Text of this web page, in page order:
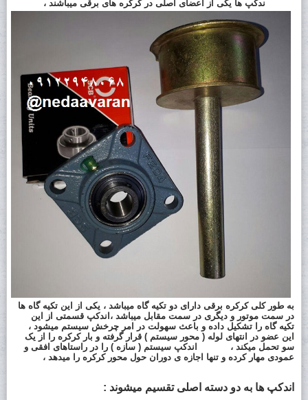
ندکپ ها یکی از اعضای اصلی درکرکره های برقی میباشند ،
به طور کلیکرکره برقی دارای دو تکیه گاه میباشد ، یکی از این تکیه گاه ها
در سمت موتور و دیگری در سمت مقابل میباشد ،ا ندکپ قسمتی از این
تکیه گاه را تشکیل داده و باعث سهولت در امر چرخش سیستم میشود ،
این عضو در انتهای لوله ( محور سیستم ) قرار گرفته و بار کرکره را از یک
سو تحمل میکند ،
اندکپ سیستم ( سازه ) را در راستاهای افقی و
عمودی مهار کرده و تنها اجازه ی دوران حول محور کرکره را میدهد ،
اندکپ ها به دو دسته اصلی تقسیم میشوند :